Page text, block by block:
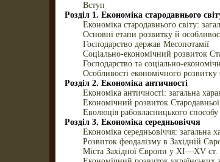
Вступ
Розділ 1. Економіка стародавнього
Економіка стародавнього світу:
Основні етапи розвитку й
Господарство держав Месопотамії
Соціально-економічний розвиток
Господарство та соціально-
Особливості економічного розвитку
Розділ 2. Економіка античності
Економіка античності: загальна
Економічний розвиток Стародавньої
Еволюція рабовласницького
Розділ 3. Економіка середньовіччя
Економіка середньовіччя: загальна
Розвиток феодалізму в Західній
Міста Західної Європи у XI—XV ст.